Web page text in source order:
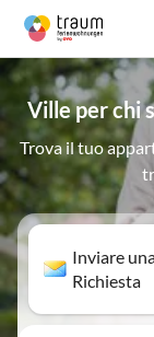
Ville per chi
Trova il tuo
Inviare
Richiesta